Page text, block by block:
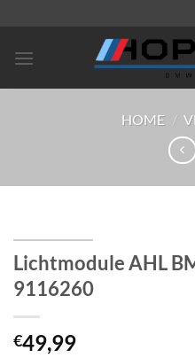
inhoud
HOME /
Lichtmodule AHL
9116260
€49,99